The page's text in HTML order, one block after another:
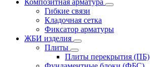
Композитная арматура
Гибкие связи
Кладочная сетка
Фиксатор арматуры
ЖБИ изделия
Плиты
Плиты перекрытия (ПБ)